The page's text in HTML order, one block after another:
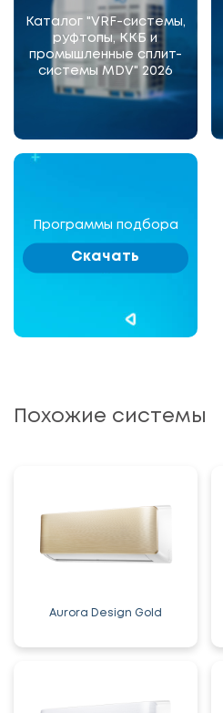
Каталог "VRF-системы,
руфтопы, ККБ и
промышленные сплит-
системы MDV" 2026
Программы подбора
Скачать
Похожие системы
Aurora Design Gold